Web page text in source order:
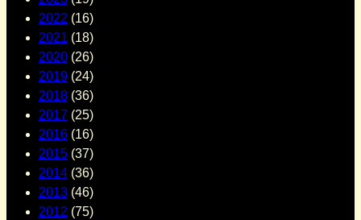
2022 (16)
2021 (18)
2020 (26)
2019 (24)
2018 (36)
2017 (25)
2016 (16)
2015 (37)
2014 (36)
2013 (46)
2012 (75)